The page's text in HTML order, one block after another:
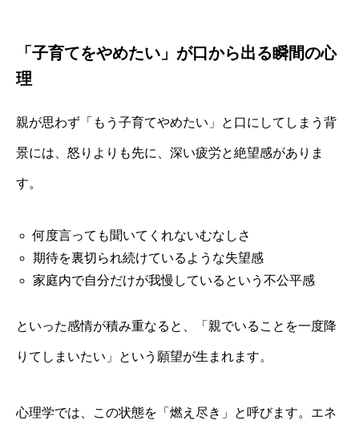
「子育てをやめたい」が口から出る瞬間の心
理
親が思わず「もう子育てやめたい」と口にしてしまう背
景には、怒りよりも先に、深い疲労と絶望感がありま
す。
何度言っても聞いてくれないむなしさ
期待を裏切られ続けているような失望感
家庭内で自分だけが我慢しているという不公平感
といった感情が積み重なると、「親でいることを一度降
りてしまいたい」という願望が生まれます。
心理学では、この状態を「燃え尽き」と呼びます。エネ